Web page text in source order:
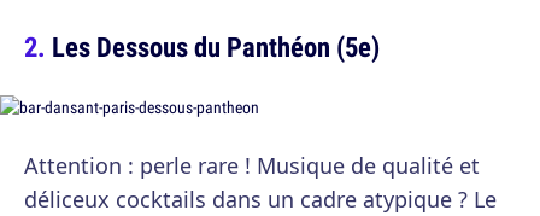
Les Dessous du Panthéon (5e)
Attention : perle rare ! Musique de qualité et
déliceux cocktails dans un cadre atypique ? Le